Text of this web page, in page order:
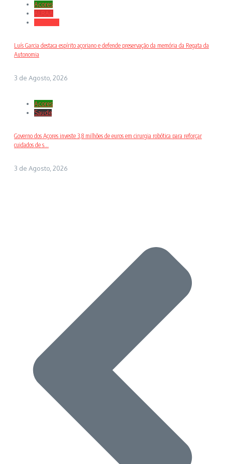
Açores
ALRAA
Luís Garcia destaca espírito açoriano e defende preservação da memória da Regata da
Autonomia
3 de Agosto, 2026
Açores
Saude
Governo dos Açores investe 3,8 milhões de euros em cirurgia robótica para reforçar
cuidados de s...
3 de Agosto, 2026